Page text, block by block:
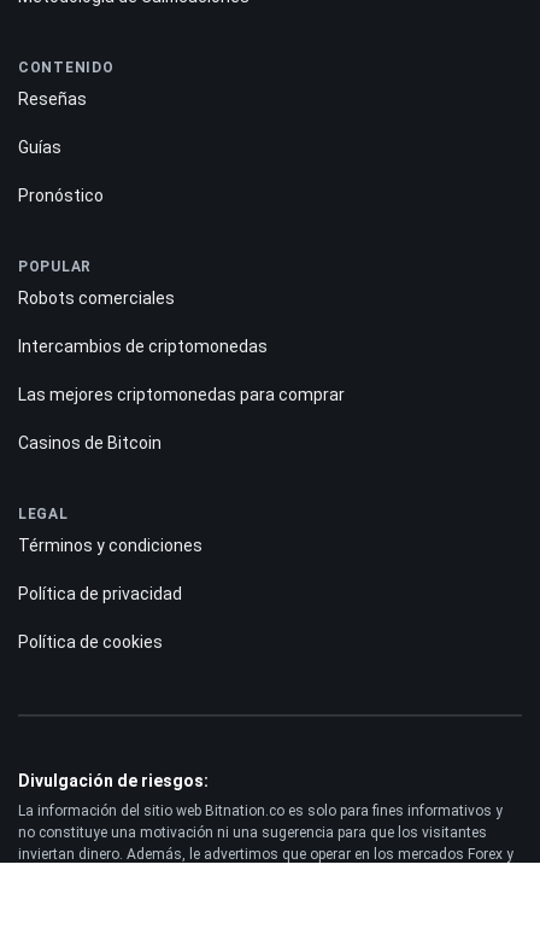
CONTENIDO
Reseñas
Guías
Pronóstico
POPULAR
Robots comerciales
Intercambios de criptomonedas
Las mejores criptomonedas para comprar
Casinos de Bitcoin
LEGAL
Términos y condiciones
Política de privacidad
Política de cookies
Divulgación de riesgos:
La información del sitio web Bitnation.co es solo para fines informativos y
no constituye una motivación ni una sugerencia para que los visitantes
inviertan dinero. Además, le advertimos que operar en los mercados Forex y